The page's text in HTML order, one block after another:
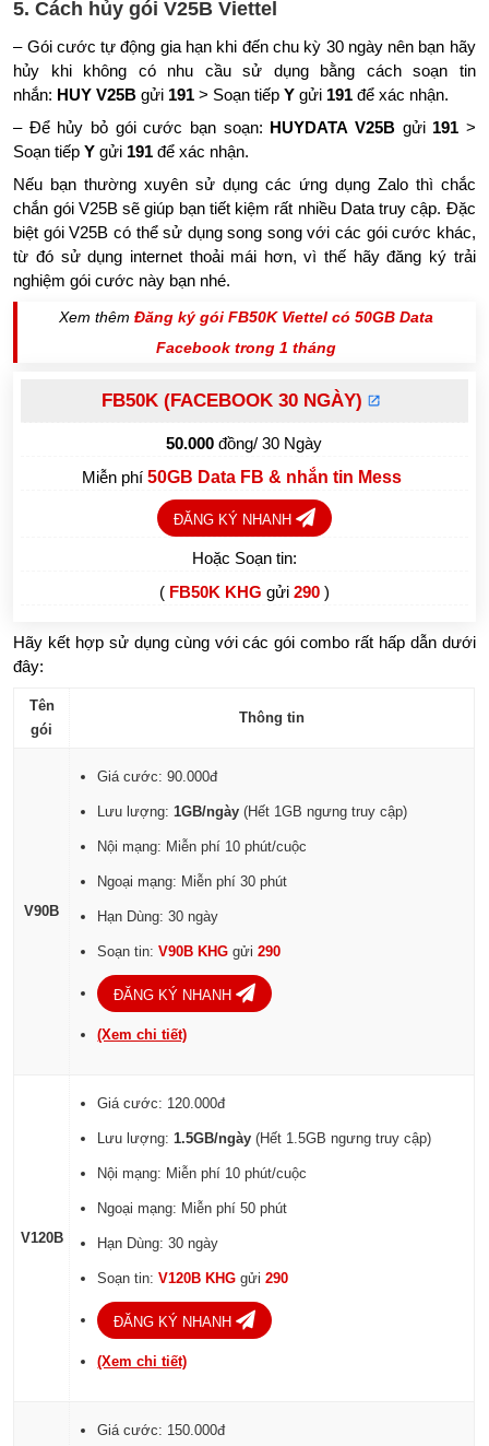
5. Cách hủy gói V25B Viettel
– Gói cước tự động gia hạn khi đến chu kỳ 30 ngày nên bạn hãy
hủy khi không có nhu cầu sử dụng bằng cách soạn tin
nhắn: HUY V25Bgửi 191 > Soạn tiếpYgửi 191để xác nhận.
– Để hủy bỏ gói cước bạn soạn: HUYDATA V25B gửi 191 >
Soạn tiếpYgửi 191để xác nhận.
Nếu bạn thường xuyên sử dụng các ứng dụng Zalo thì chắc
chắn gói V25B sẽ giúp bạn tiết kiệm rất nhiều Data truy cập. Đặc
biệt gói V25B có thể sử dụng song song với các gói cước khác,
từ đó sử dụng internet thoải mái hơn, vì thế hãy đăng ký trải
nghiệm gói cước này bạn nhé.
Xem thêmĐăng ký gói FB50K Viettel có 50GB Data
Facebook trong 1 tháng
FB50K (FACEBOOK 30 NGÀY)
50.000 đồng/ 30 Ngày
Miễn phí50GB Data FB & nhắn tin Mess
ĐĂNG KÝ NHANH
Hoặc Soạn tin:
( FB50K KHG gửi 290 )
Hãy kết hợp sử dụng cùng với các gói combo rất hấp dẫn dưới
đây:
Tên
gói
Thông tin
V90B
Giá cước: 90.000đ
Lưu lượng:1GB/ngày (Hết 1GB ngưng truy cập)
Nội mạng: Miễn phí 10 phút/cuộc
Ngoại mạng: Miễn phí 30 phút
Hạn Dùng: 30 ngày
Soạn tin:V90B KHGgửi290
ĐĂNG KÝ NHANH
(Xem chi tiết)
V120B
Giá cước: 120.000đ
Lưu lượng:1.5GB/ngày (Hết 1.5GB ngưng truy cập)
Nội mạng: Miễn phí 10 phút/cuộc
Ngoại mạng: Miễn phí 50 phút
Hạn Dùng: 30 ngày
Soạn tin:V120B KHGgửi290
ĐĂNG KÝ NHANH
(Xem chi tiết)
Giá cước: 150.000đ